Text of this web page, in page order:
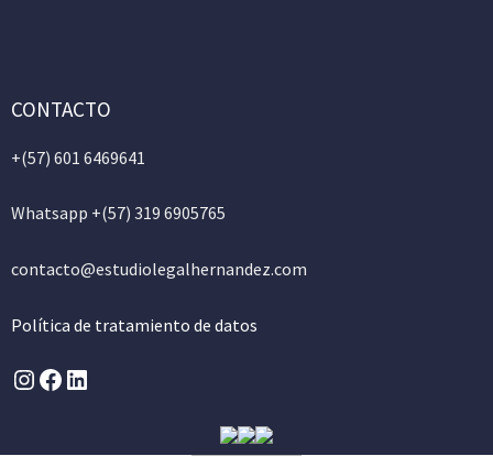
CONTACTO
+(57) 601 6469641
Whatsapp +(57) 319 6905765
contacto@estudiolegalhernandez.com
Política de tratamiento de datos